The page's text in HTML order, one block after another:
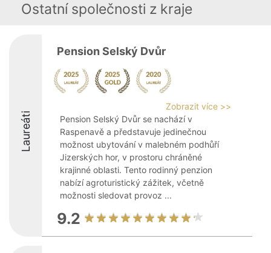
Ostatní společnosti z kraje
Laureáti
Pension Selský Dvůr
Zobrazit více >>
Pension Selský Dvůr se nachází v
Raspenavě a představuje jedinečnou
možnost ubytování v malebném podhůří
Jizerských hor, v prostoru chráněné
krajinné oblasti. Tento rodinný penzion
nabízí agroturistický zážitek, včetně
možnosti sledovat provoz ...
9.2